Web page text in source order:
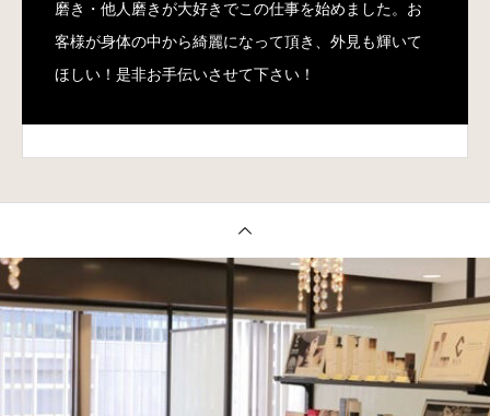
磨き・他人磨きが大好きでこの仕事を始めました。お
客様が身体の中から綺麗になって頂き、外見も輝いて
ほしい！是非お手伝いさせて下さい！